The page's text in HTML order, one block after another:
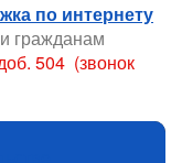
по интернету
гражданам
504 (звонок